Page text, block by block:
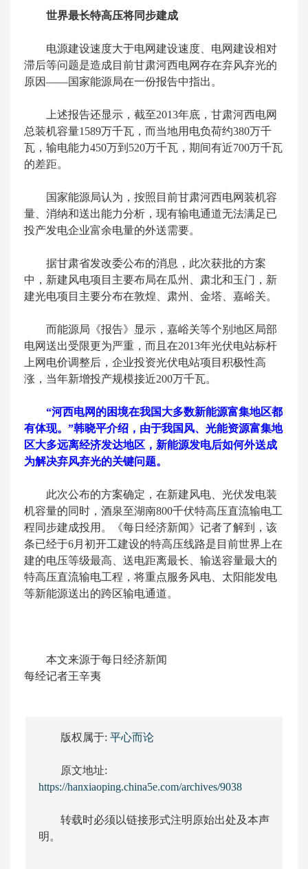
世界最长特高压将同步建成
电源建设速度大于电网建设速度、电网建设相对
滞后等问题是造成目前甘肃河西电网存在弃风弃光的
原因——国家能源局在一份报告中指出。
上述报告还显示，截至2013年底，甘肃河西电网
总装机容量1589万千瓦，而当地用电负荷约380万千
瓦，输电能力450万到520万千瓦，期间有近700万千瓦
的差距。
国家能源局认为，按照目前甘肃河西电网装机容
量、消纳和送出能力分析，现有输电通道无法满足已
投产发电企业富余电量的外送需要。
据甘肃省发改委公布的消息，此次获批的方案
中，新建风电项目主要布局在瓜州、肃北和玉门，新
建光电项目主要分布在敦煌、肃州、金塔、嘉峪关。
而能源局《报告》显示，嘉峪关等个别地区局部
电网送出受限更为严重，而且在2013年光伏电站标杆
上网电价调整后，企业投资光伏电站项目积极性高
涨，当年新增投产规模接近200万千瓦。
“河西电网的困境在我国大多数新能源富集地区都
有体现。”韩晓平介绍，由于我国风、光能资源富集地
区大多远离经济发达地区，新能源发电后如何外送成
为解决弃风弃光的关键问题。
此次公布的方案确定，在新建风电、光伏发电装
机容量的同时，酒泉至湖南800千伏特高压直流输电工
程同步建成投用。《每日经济新闻》记者了解到，该
条已经于6月初开工建设的特高压线路是目前世界上在
建的电压等级最高、送电距离最长、输送容量最大的
特高压直流输电工程，将重点服务风电、太阳能发电
等新能源送出的跨区输电通道。
本文来源于每日经济新闻
每经记者王辛夷
版权属于: 平心而论
原文地址:
https://hanxiaoping.china5e.com/archives/9038
转载时必须以链接形式注明原始出处及本声
明。